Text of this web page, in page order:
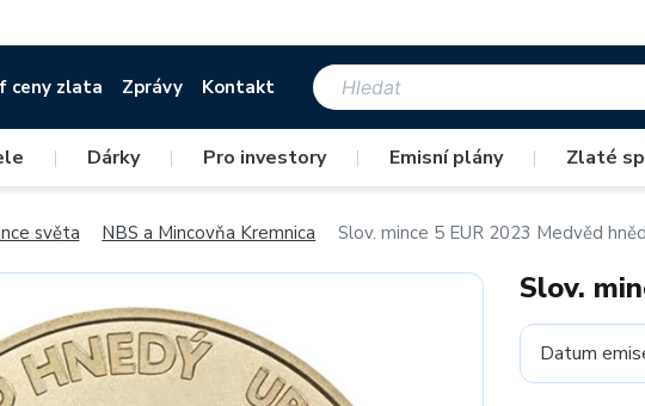
ceny zlata Zprávy Kontakt
| Dárky | Pro investory | Emisní plány | Zlaté
světa NBS a Mincovňa Kremnica Slov. mince 5 EUR 2023 Medvěd
Slov.
Datum